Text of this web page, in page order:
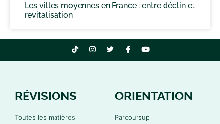
Les villes moyennes en France : entre déclin et
revitalisation
RÉVISIONS
Toutes les matières
ORIENTATION
Parcoursup